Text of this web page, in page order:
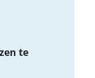
te